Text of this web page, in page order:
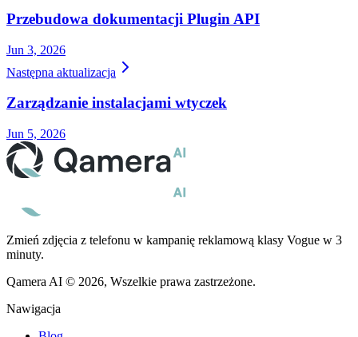
Przebudowa dokumentacji Plugin API
Jun 3, 2026
Następna aktualizacja
Zarządzanie instalacjami wtyczek
Jun 5, 2026
Zmień zdjęcia z telefonu w kampanię reklamową klasy Vogue w 3
minuty.
Qamera AI © 2026, Wszelkie prawa zastrzeżone.
Nawigacja